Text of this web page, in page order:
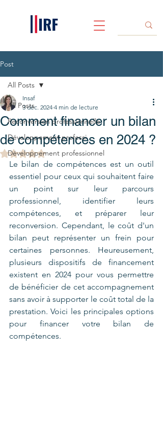
Post
All Posts
Reconversion professionnelle
Développement professi
Développement professionnel
All Posts
Comment financer un bilan
de compétences en 2024 ?
Insaf
3 déc. 2024 4 min de lecture
Noté NaN étoiles sur 5.
Le bilan de compétences est un outil
essentiel pour ceux qui souhaitent faire
un point sur leur parcours
professionnel, identifier leurs
compétences, et préparer leur
reconversion. Cependant, le coût d'un
bilan peut représenter un frein pour
certaines personnes. Heureusement,
plusieurs dispositifs de financement
existent en 2024 pour vous permettre
de bénéficier de cet accompagnement
sans avoir à supporter le coût total de la
prestation. Voici les principales options
pour financer votre bilan de
compétences.